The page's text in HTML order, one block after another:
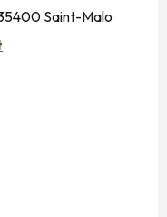
Saint-Malo